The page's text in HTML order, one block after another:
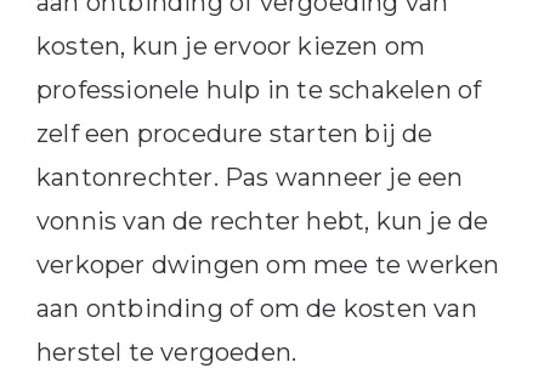
kosten, kun je ervoor kiezen om
professionele hulp in te schakelen of
zelf een procedure starten bij de
kantonrechter. Pas wanneer je een
vonnis van de rechter hebt, kun je de
verkoper dwingen om mee te werken
aan ontbinding of om de kosten van
herstel te vergoeden.